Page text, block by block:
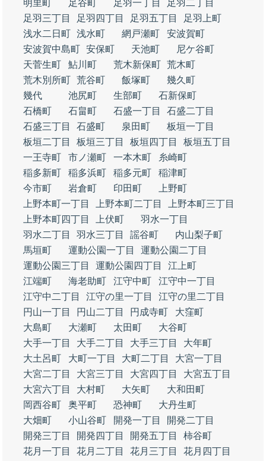
明里町 足谷町 足羽一丁目
足羽二丁目
足羽三丁目
足羽四丁目 足羽五丁目
足羽上町
浅水二日町 浅水町 網戸瀬町
安波賀町
安波賀中島町 安保町 天池町
尼ケ谷町
天菅生町
鮎川町 荒木新保町 荒木町
荒木別所町 荒谷町 飯塚町
幾久町
幾代
池尻町 生部町
石新保町
石橋町
石畠町 石盛一丁目
石盛二丁目
石盛三丁目
石盛町 泉田町
板垣一丁目
板垣二丁目
板垣三丁目 板垣四丁目
板垣五丁目
一王寺町
市ノ瀬町 一本木町
糸崎町
稲多新町
稲多浜町 稲多元町
稲津町
今市町
岩倉町 印田町
上野町
上野本町一丁目
上野本町二丁目
上野本町三丁目
上野本町四丁目
上伏町
羽水一丁目
羽水二丁目
羽水三丁目 謡谷町
内山梨子町
馬垣町
運動公園一丁目
運動公園二丁目
運動公園三丁目
運動公園四丁目
江上町
江端町
海老助町 江守中町
江守中一丁目
江守中二丁目
江守の里一丁目
江守の里二丁目
円山一丁目
円山二丁目 円成寺町
大窪町
大島町
大瀬町 太田町
大谷町
大手一丁目
大手二丁目 大手三丁目
大年町
大土呂町
大町一丁目 大町二丁目
大宮一丁目
大宮二丁目
大宮三丁目 大宮四丁目
大宮五丁目
大宮六丁目
大村町 大矢町
大和田町
岡西谷町
奥平町 恐神町
大丹生町
大畑町
小山谷町 開発一丁目
開発二丁目
開発三丁目
開発四丁目 開発五丁目
柿谷町
花月一丁目
花月二丁目 花月三丁目
花月四丁目